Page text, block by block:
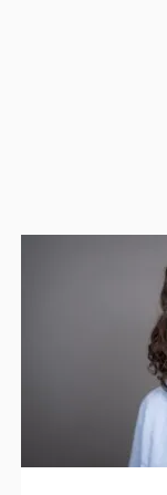
et Sports de Pagaie
2026